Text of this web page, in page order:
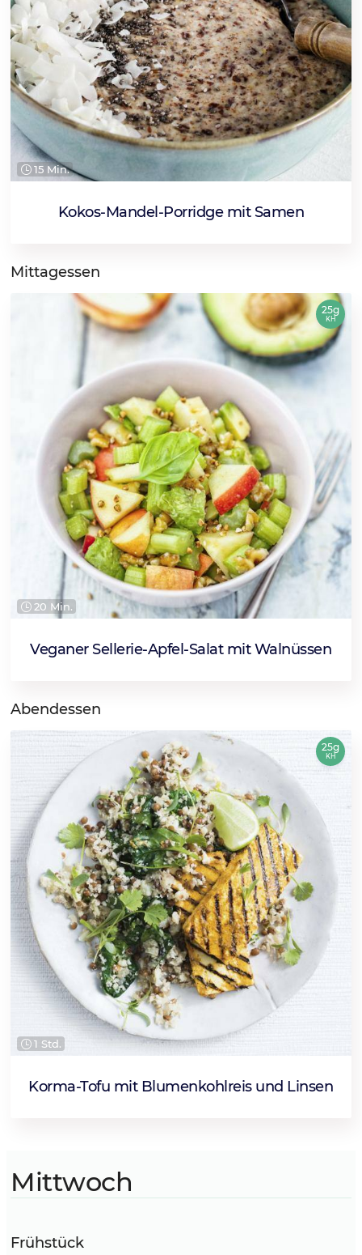
15 Min.
Kokos-Mandel-Porridge mit Samen
Mittagessen
20 Min.
Veganer Sellerie-Apfel-Salat mit Walnüssen
25g
KH
Abendessen
1 Std.
Korma-Tofu mit Blumenkohlreis und Linsen
25g
KH
Mittwoch
Frühstück